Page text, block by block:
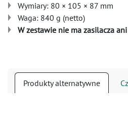
Wymiary: 80 × 105 × 87 mm
Waga: 840 g (netto)
W zestawie nie ma zasilacza
Produkty alternatywne